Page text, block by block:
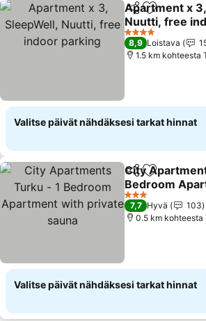
Jaa Lisää
Apartment x
Nuutti, free
parking
Katso hinnat
4 Tähtiluokitus
8,9 Loistava
1.5 km kohteesta
Valitse päivät nähdäksesi tarkat hinnat
Jaa Lisää
City
Bedroom
private sauna
Katso hinnat
3 Tähtiluokitus
7,7 Hyvä
103
0.5 km kohteesta
Valitse päivät nähdäksesi tarkat hinnat